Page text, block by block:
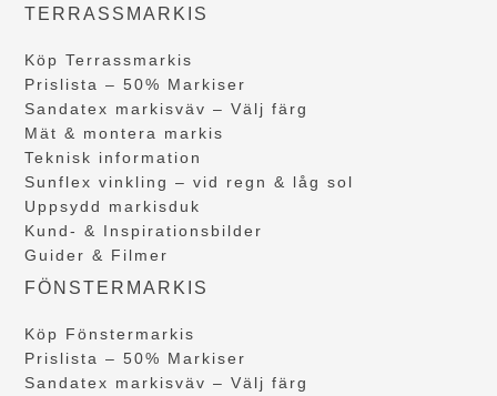
TERRASSMARKIS
Köp Terrassmarkis
Prislista – 50% Markiser
Sandatex markisväv – Välj färg
Mät & montera markis
Teknisk information
Sunflex vinkling – vid regn & låg sol
Uppsydd markisduk
Kund- & Inspirationsbilder
Guider & Filmer
FÖNSTERMARKIS
Köp Fönstermarkis
Prislista – 50% Markiser
Sandatex markisväv – Välj färg